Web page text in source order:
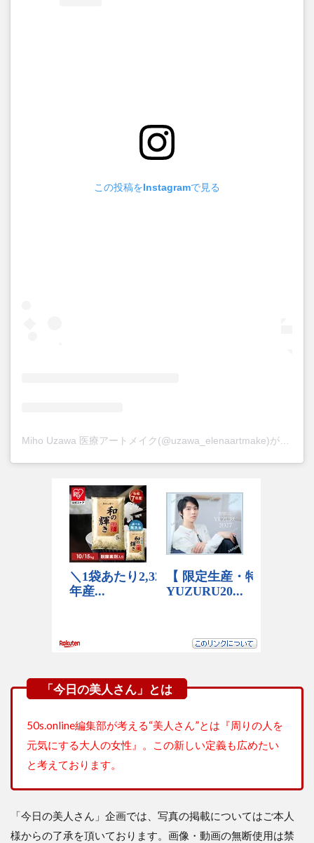
この投稿をInstagramで見る
50s.online編集部が考える“美人さん”とは『周りの人を
元気にする大人の女性』。この新しい定義も広めたい
と考えております。
「今日の美人さん」企画では、写真の掲載についてはご本人
様からの了承を頂いております。画像・動画の無断使用は禁